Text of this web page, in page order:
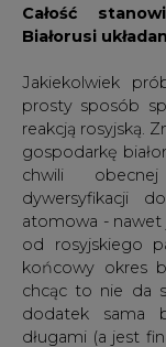
Całość
Białorusi
Jakiekolwiek
prosty sposób
reakcją rosyjską.
gospodarkę
chwili
dywersyfikacji
atomowa - nawet
od rosyjskiego
końcowy okres
chcąc to nie da
dodatek sama
długami (a jest